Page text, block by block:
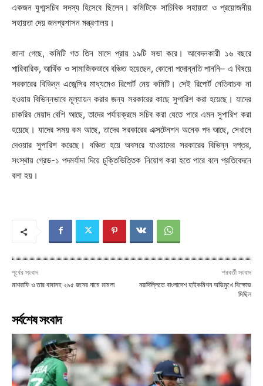
একজন যুগ্মসচিব সদস্য হিসেবে ছিলেন। কমিটিকে সাচিবিক সহায়তা ও প্রয়োজনীয়
সহায়তা দেয় জনপ্রশাসন মন্ত্রণালয়।
জানা গেছে, কমিটি গত তিন মাসে প্রায় ১৯টি সভা করে। আবেদনকারী ১৬ বছরে
পারিবারিক, আর্থিক ও সামাজিকভাবে বঞ্চিত হয়েছেন, কোনো পদোন্নতি পাননি– এ বিষয়ে
সরকারের বিভিন্ন এজেন্সির মাধ্যমেও রিপোর্ট নেয় কমিটি। সেই রিপোর্ট নেতিবাচক না
হওয়ায় বিভিন্নভাবে মূল্যায়ন করার জন্য সরকারের কাছে সুপারিশ করা হয়েছে। যাদের
চাকরির মেয়াদ বেশি আছে, তাদের পর্যায়ক্রমে সচিব করা যেতে পারে এমন সুপারিশ করা
হয়েছে। যাদের সময় কম আছে, তাদের সরকারের এক্সটেনশন অনেক পদ আছে, সেখানে
দেওয়ার সুপারিশ করেছে। বঞ্চিত হয়ে অবসরে যাওয়াদের সরকারের বিভিন্ন দপ্তর,
সংস্থায় গ্রেড-১ পদমর্যাদা দিয়ে চুক্তিভিত্তিক নিয়োগ করা হতে পারে বলে প্রতিবেদনে
বলা হয়।
পূর্বের সংবাদ
মাশরাফি ও তার বাবাসহ ২৯৫ জনের নামে মামলা
পরবর্তী সংবাদ
নয়াদিল্লিতে বাংলাদেশ হাইকমিশন অভিমুখে বিক্ষোভ
মিছিল
সর্বশেষ সংবাদ